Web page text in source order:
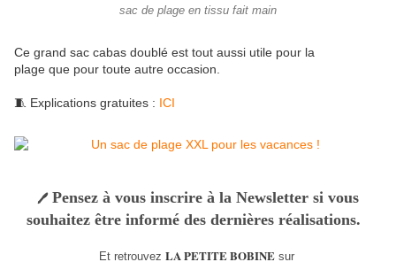
sac de plage en tissu fait main
Ce grand sac cabas doublé est tout aussi utile pour la
plage que pour toute autre occasion.
🧵 Explications gratuites : ICI
🖊Pensez à vous inscrire à la Newsletter si vous
souhaitez être informé des dernières réalisations.
Et retrouvez LA PETITE BOBINE sur